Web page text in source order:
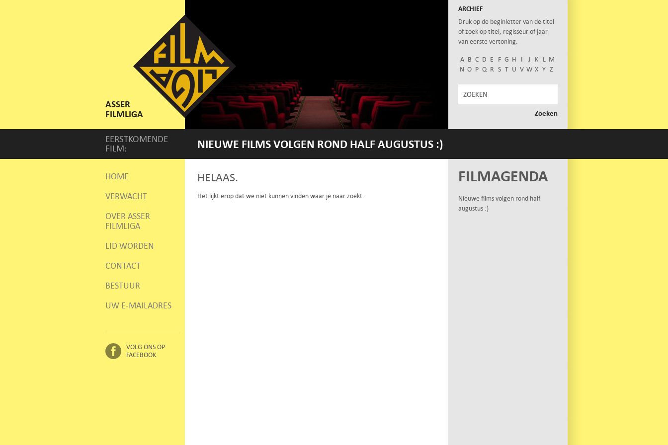
ASSER
FILMLIGA
ARCHIEF
Druk op de beginletter van de titel
of zoek op titel, regisseur of jaar
van eerste vertoning.
A B C D E F G H I J K L M
N O P Q R S T U V W X Y Z
EERSTKOMENDE
FILM:
NIEUWE FILMS VOLGEN ROND HALF AUGUSTUS :)
HOME
VERWACHT
OVER ASSER
FILMLIGA
LID WORDEN
CONTACT
BESTUUR
UW E-MAILADRES
VOLG ONS OP
FACEBOOK
HELAAS.
Het lijkt erop dat we niet kunnen vinden waar je naar zoekt.
FILMAGENDA
Nieuwe films volgen rond half
augustus :)